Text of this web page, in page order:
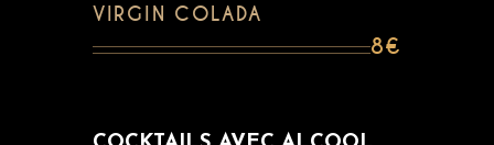
VIRGIN COLADA
8€